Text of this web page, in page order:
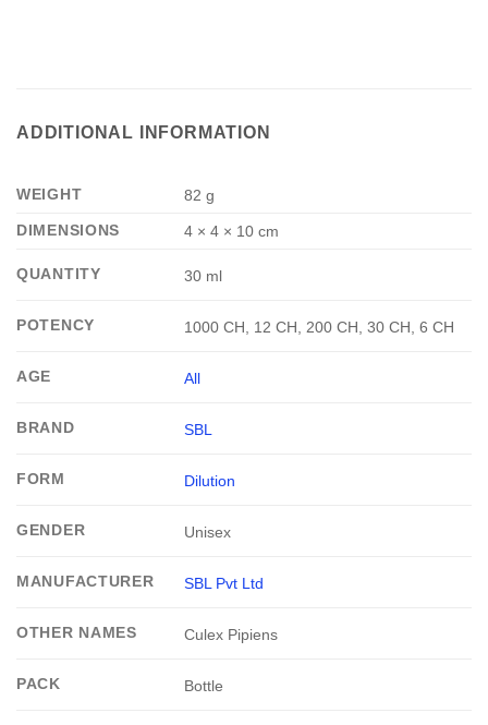
ADDITIONAL INFORMATION
WEIGHT
82 g
DIMENSIONS
4 × 4 × 10 cm
QUANTITY 30 ml
POTENCY 1000 CH, 12 CH, 200 CH, 30 CH, 6 CH
AGE All
BRAND SBL
FORM Dilution
GENDER Unisex
MANUFACTURER SBL Pvt Ltd
OTHER NAMES Culex Pipiens
PACK Bottle